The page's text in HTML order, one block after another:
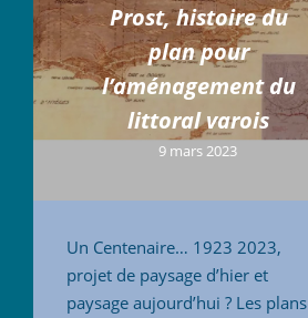
Prost, histoire du
plan pour
l’aménagement du
littoral varois
9 mars 2023
Un Centenaire… 1923 2023,
projet de paysage d’hier et
paysage aujourd’hui ? Les plans